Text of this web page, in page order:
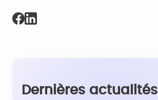
Dernières actualités